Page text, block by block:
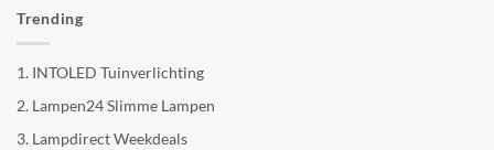
Trending
1. INTOLED Tuinverlichting
2. Lampen24 Slimme Lampen
3. Lampdirect Weekdeals